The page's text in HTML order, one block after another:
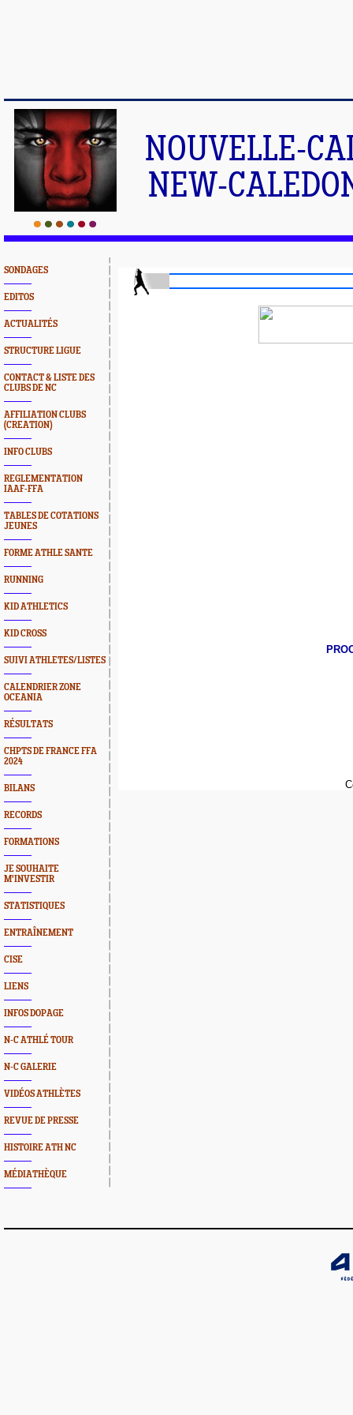
NOUVELLE-
NEW-
SONDAGES
EDITOS
ACTUALITÉS
STRUCTURE LIGUE
CONTACT & LISTE DES
CLUBS DE NC
AFFILIATION CLUBS
(CREATION)
INFO CLUBS
REGLEMENTATION
IAAF-FFA
TABLES DE COTATIONS
JEUNES
FORME ATHLE SANTE
RUNNING
KID ATHLETICS
KID CROSS
SUIVI ATHLETES/LISTES
CALENDRIER ZONE
OCEANIA
RÉSULTATS
CHPTS DE FRANCE FFA
2024
BILANS
RECORDS
FORMATIONS
JE SOUHAITE
M'INVESTIR
STATISTIQUES
ENTRAÎNEMENT
CISE
LIENS
INFOS DOPAGE
N-C ATHLÉ TOUR
N-C GALERIE
VIDÉOS ATHLÈTES
REVUE DE PRESSE
HISTOIRE ATH NC
MÉDIATHÈQUE